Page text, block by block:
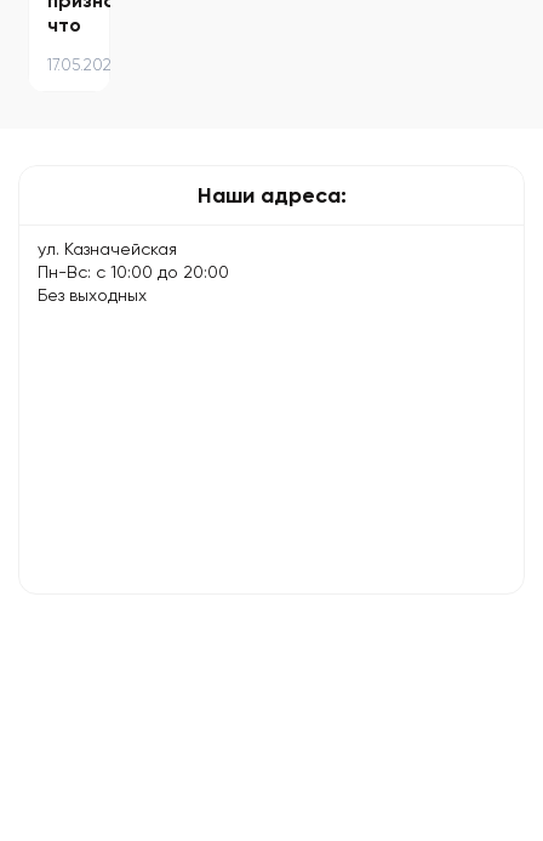
что
пора
17.05.2024
Наши адреса:
ул. Казначейская
Пн-Вс: с 10:00 до 20:00
Без выходных